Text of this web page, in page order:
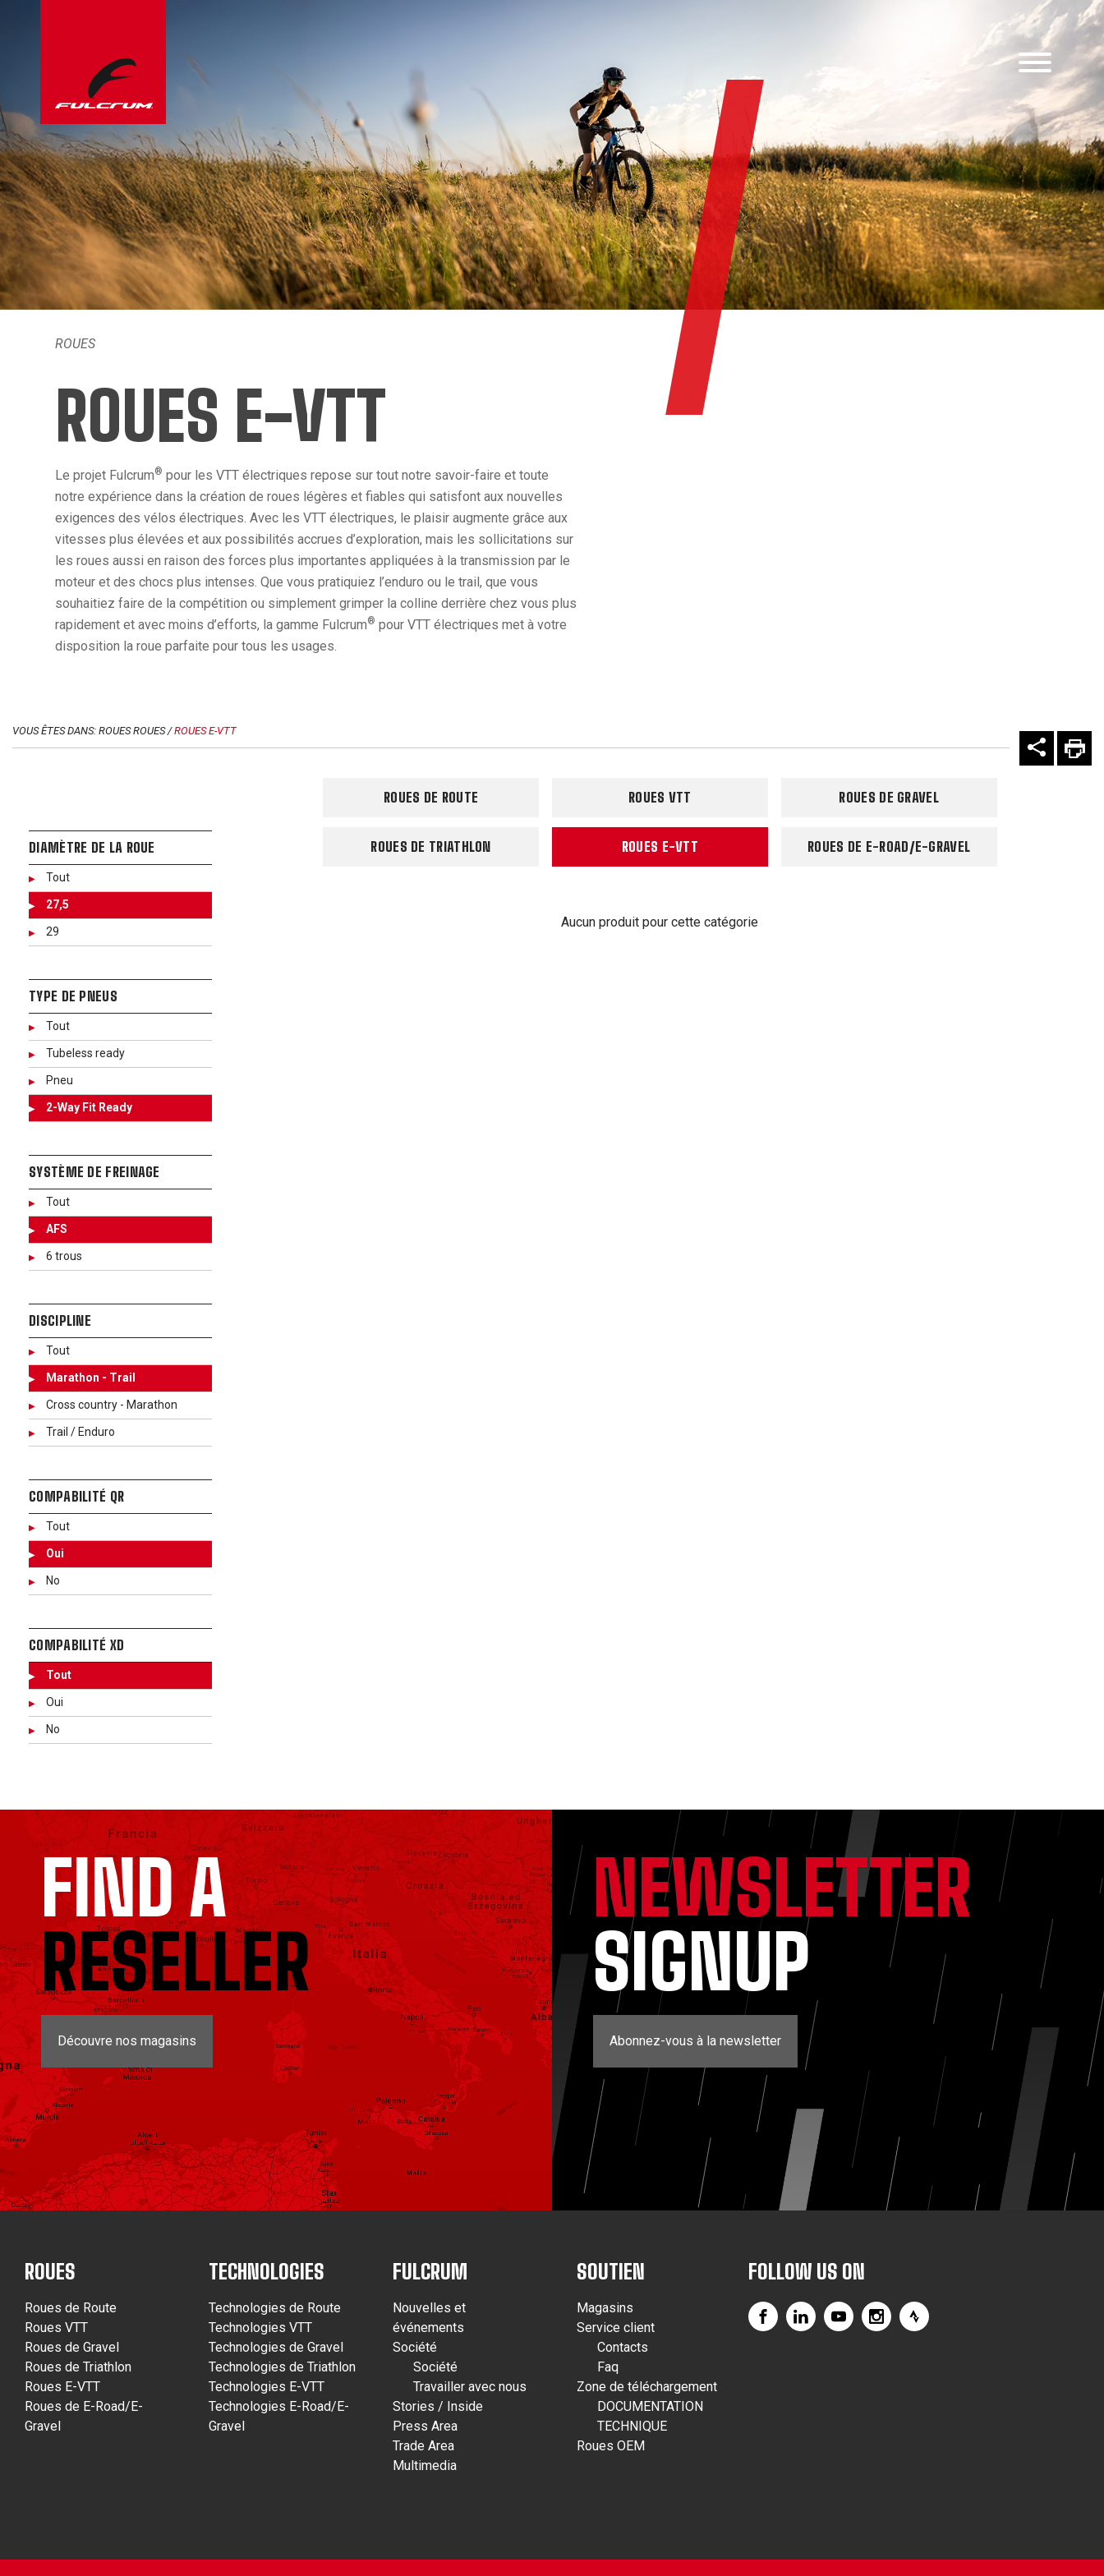
ROUES
ROUES E-VTT
Le projet Fulcrum® pour les VTT électriques repose sur tout notre savoir-faire et toute
notre expérience dans la création de roues légères et fiables qui satisfont aux nouvelles
exigences des vélos électriques. Avec les VTT électriques, le plaisir augmente grâce aux
vitesses plus élevées et aux possibilités accrues d’exploration, mais les sollicitations sur
les roues aussi en raison des forces plus importantes appliquées à la transmission par le
moteur et des chocs plus intenses. Que vous pratiquiez l’enduro ou le trail, que vous
souhaitiez faire de la compétition ou simplement grimper la colline derrière chez vous plus
rapidement et avec moins d’efforts, la gamme Fulcrum® pour VTT électriques met à votre
disposition la roue parfaite pour tous les usages.
VOUS ÊTES DANS: ROUES ROUES /ROUES E-VTT
DIAMÈTRE DE LA ROUE
Tout
27,5
29
TYPE DE PNEUS
Tout
Tubeless ready
Pneu
2-Way Fit Ready
SYSTÈME DE FREINAGE
Tout
AFS
6 trous
DISCIPLINE
Tout
Marathon - Trail
Cross country - Marathon
Trail / Enduro
COMPABILITÉ QR
Tout
Oui
No
COMPABILITÉ XD
Tout
Oui
No
ROUES DE ROUTE ROUES VTT ROUES DE GRAVEL
ROUES DE TRIATHLON ROUES E-VTT ROUES DE E-ROAD/E-GRAVEL
Aucun produit pour cette catégorie
FIND A
RESELLER
Découvre nos magasins
NEWSLETTER
SIGNUP
Abonnez-vous à la newsletter
ROUES
Roues de Route
Roues VTT
Roues de Gravel
Roues de Triathlon
Roues E-VTT
Roues de E-Road/E-
Gravel
TECHNOLOGIES
Technologies de Route
Technologies VTT
Technologies de Gravel
Technologies de Triathlon
Technologies E-VTT
Technologies E-Road/E-
Gravel
FULCRUM
Nouvelles et
événements
Société
Société
Travailler avec nous
Stories / Inside
Press Area
Trade Area
Multimedia
SOUTIEN
Magasins
Service client
Contacts
Faq
Zone de téléchargement
DOCUMENTATION
TECHNIQUE
Roues OEM
FOLLOW US ON